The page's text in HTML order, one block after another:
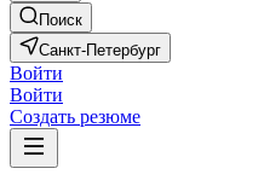
Поиск
Санкт-Петербург
Войти
Войти
Создать резюме